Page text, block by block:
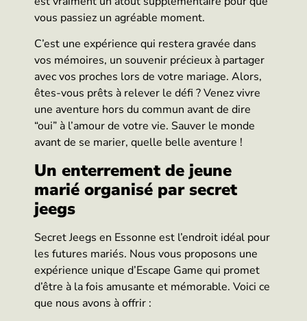
vous passiez un agréable moment.
C’est une expérience qui restera gravée dans
vos mémoires, un souvenir précieux à partager
avec vos proches lors de votre mariage. Alors,
êtes-vous prêts à relever le défi ? Venez vivre
une aventure hors du commun avant de dire
“oui” à l’amour de votre vie. Sauver le monde
avant de se marier, quelle belle aventure !
Un enterrement de jeune
marié organisé par secret
jeegs
Secret Jeegs en Essonne est l’endroit idéal pour
les futures mariés. Nous vous proposons une
expérience unique d’Escape Game qui promet
d’être à la fois amusante et mémorable. Voici ce
que nous avons à offrir :